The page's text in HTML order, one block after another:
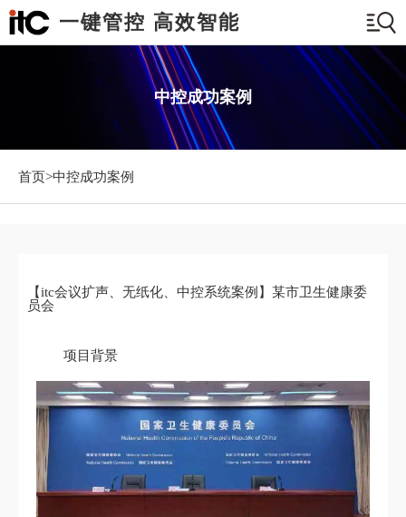
一键管控 高效智能
中控成功案例
首页>中控成功案例
【itc会议扩声、无纸化、中控系统案例】某市卫生健康委
员会
项目背景